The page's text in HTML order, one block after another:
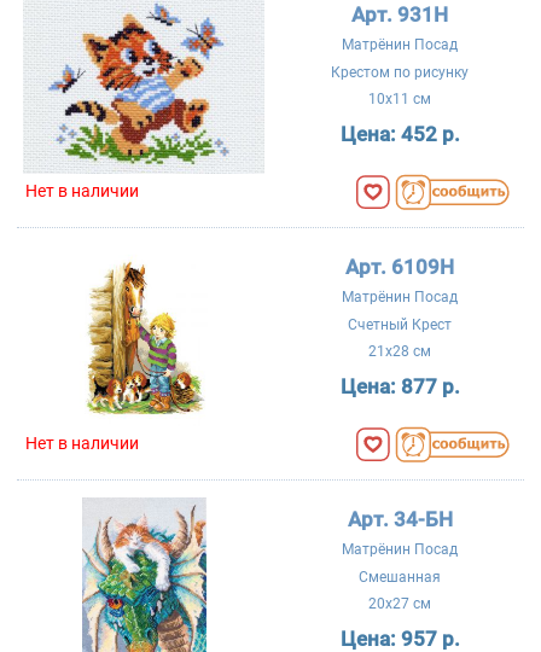
Арт. 931Н
Матрёнин Посад
Крестом по рисунку
10x11 см
Цена: 452 р.
Нет в наличии
Арт. 6109Н
Матрёнин Посад
Счетный Крест
21x28 см
Цена: 877 р.
Нет в наличии
Арт. 34-БН
Матрёнин Посад
Смешанная
20x27 см
Цена: 957 р.